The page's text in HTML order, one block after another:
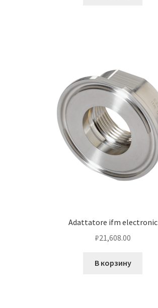
Adattatore ifm electronic
₽21,608.00
В корзину